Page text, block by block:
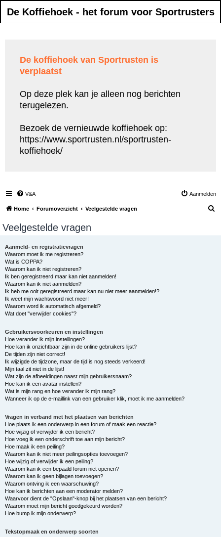
De Koffiehoek - het forum voor Sportrusters
De koffiehoek van Sportrusten is
verplaatst
Op deze plek kan je alleen nog berichten
terugelezen.
Bezoek de vernieuwde koffiehoek op:
https://www.sportrusten.nl/sportrusten-
koffiehoek/
V&A Aanmelden
Home Forumoverzicht Veelgestelde vragen
Veelgestelde vragen
Aanmeld- en registratievragen
Waarom moet ik me registreren?
Wat is COPPA?
Waarom kan ik niet registreren?
Ik ben geregistreerd maar kan niet aanmelden!
Waarom kan ik niet aanmelden?
Ik heb me ooit geregistreerd maar kan nu niet meer aanmelden!?
Ik weet mijn wachtwoord niet meer!
Waarom word ik automatisch afgemeld?
Wat doet "verwijder cookies"?
Gebruikersvoorkeuren en instellingen
Hoe verander ik mijn instellingen?
Hoe kan ik onzichtbaar zijn in de online gebruikers lijst?
De tijden zijn niet correct!
Ik wijzigde de tijdzone, maar de tijd is nog steeds verkeerd!
Mijn taal zit niet in de lijst!
Wat zijn de afbeeldingen naast mijn gebruikersnaam?
Hoe kan ik een avatar instellen?
Wat is mijn rang en hoe verander ik mijn rang?
Wanneer ik op de e-maillink van een gebruiker klik, moet ik me aanmelden?
Vragen in verband met het plaatsen van berichten
Hoe plaats ik een onderwerp in een forum of maak een reactie?
Hoe wijzig of verwijder ik een bericht?
Hoe voeg ik een onderschrift toe aan mijn bericht?
Hoe maak ik een peiling?
Waarom kan ik niet meer peilingsopties toevoegen?
Hoe wijzig of verwijder ik een peiling?
Waarom kan ik een bepaald forum niet openen?
Waarom kan ik geen bijlagen toevoegen?
Waarom ontving ik een waarschuwing?
Hoe kan ik berichten aan een moderator melden?
Waarvoor dient de "Opslaan"-knop bij het plaatsen van een bericht?
Waarom moet mijn bericht goedgekeurd worden?
Hoe bump ik mijn onderwerp?
Tekstopmaak en onderwerp soorten